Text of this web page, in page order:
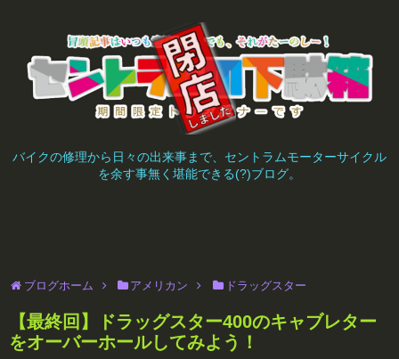
バイクの修理から日々の出来事まで、セントラムモーターサイクル
を余す事無く堪能できる(?)ブログ。
ブログホーム アメリカン ドラッグスター
【最終回】ドラッグスター400のキャブレター
をオーバーホールしてみよう！